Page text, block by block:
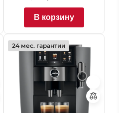
В корзину
24 мес. гарантии